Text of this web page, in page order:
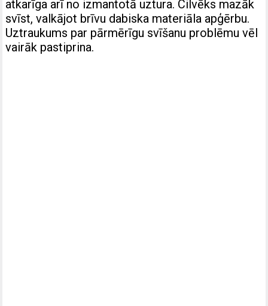
atkarīga arī no izmantotā uztura. Cilvēks mazāk
svīst, valkājot brīvu dabiska materiāla apģērbu.
Uztraukums par pārmērīgu svīšanu problēmu vēl
vairāk pastiprina.